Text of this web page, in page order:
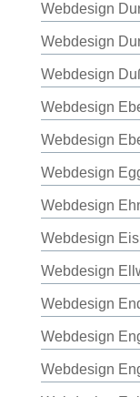
Webdesign
Webdesign
Webdesign
Webdesign
Webdesign
Webdesign
Webdesign
Webdesign
Webdesign
Webdesign
Webdesign
Webdesign